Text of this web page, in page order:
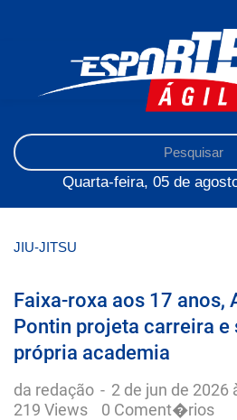
Quarta-feira, 05 de
JIU-JITSU
Faixa-roxa aos 17 anos,
Pontin projeta carreira e
própria academia
da redação - 2 de jun de 2026
219 Views
0 Coment�rios